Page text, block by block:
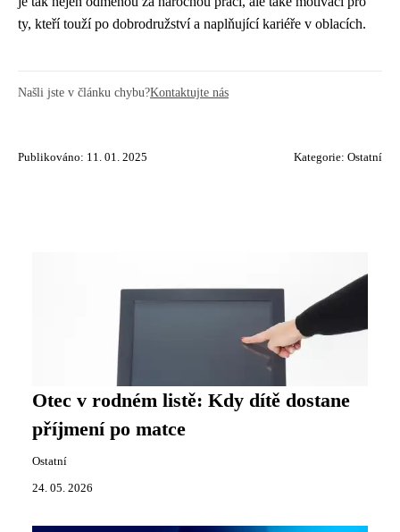
ty, kteří touží po dobrodružství a naplňující kariéře v oblacích.
Našli jste v článku chybu?Kontaktujte nás
Publikováno: 11. 01. 2025 Kategorie: Ostatní
Otec v rodném listě: Kdy dítě dostane
příjmení po matce
Ostatní
24. 05. 2026